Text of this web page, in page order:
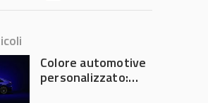
Colore automotive
personalizzato: